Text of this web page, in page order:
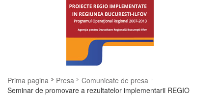
Prima pagina Presa
Comunicate de presa
Seminar de promovare a rezultatelor implementarii REGIO